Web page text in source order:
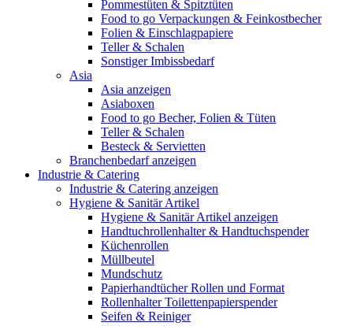
Pommestüten & Spitztüten
Food to go Verpackungen & Feinkostbecher
Folien & Einschlagpapiere
Teller & Schalen
Sonstiger Imbissbedarf
Asia
Asia anzeigen
Asiaboxen
Food to go Becher, Folien & Tüten
Teller & Schalen
Besteck & Servietten
Branchenbedarf anzeigen
Industrie & Catering
Industrie & Catering anzeigen
Hygiene & Sanitär Artikel
Hygiene & Sanitär Artikel anzeigen
Handtuchrollenhalter & Handtuchspender
Küchenrollen
Müllbeutel
Mundschutz
Papierhandtücher Rollen und Format
Rollenhalter Toilettenpapierspender
Seifen & Reiniger